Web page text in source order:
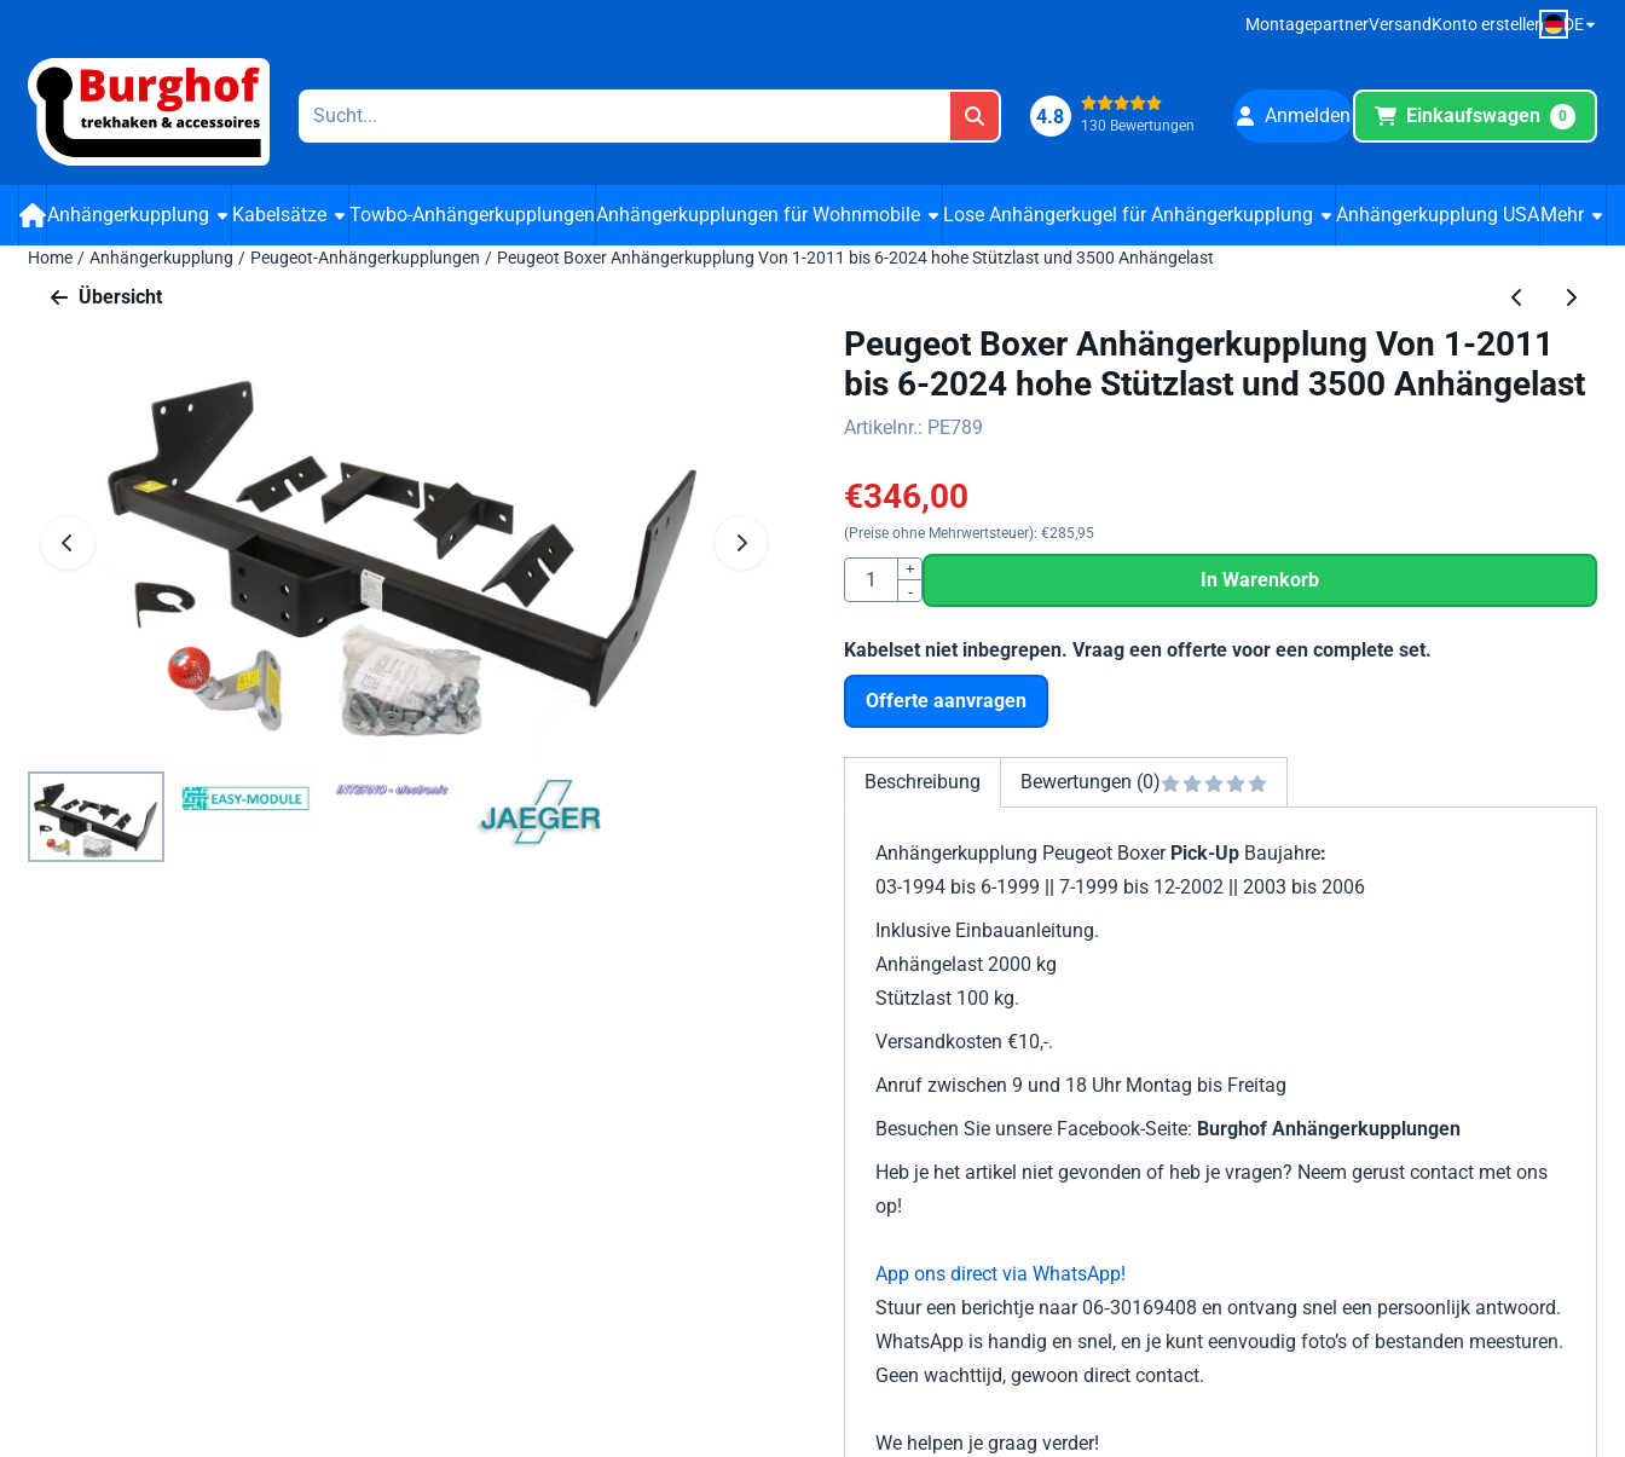
MontagepartnerVersandKonto erstellen DE
Suche
4.8 130 Bewertungen Anmelden Einkaufswagen 0
Anhängerkupplung Kabelsätze Towbo-AnhängerkupplungenAnhängerkupplungen für Wohnmobile Lose Anhängerkugel für Anhängerkupplung Anhängerkupplung USAMehr
Home / Anhängerkupplung / Peugeot-Anhängerkupplungen / Peugeot Boxer Anhängerkupplung Von 1-2011 bis 6-2024 hohe Stützlast und 3500 Anhängelast
Übersicht
Peugeot Boxer Anhängerkupplung Von 1-2011
bis 6-2024 hohe Stützlast und 3500 Anhängelast
Artikelnr.: PE789
€346,00
(Preise ohne Mehrwertsteuer): €285,95
Anzahl
+
-
In Warenkorb
Kabelset niet inbegrepen. Vraag een offerte voor een complete set.
Offerte aanvragen
Beschreibung Bewertungen (0)
Anhängerkupplung Peugeot Boxer Pick-UpBaujahre:
03-1994 bis 6-1999
7-1999 bis 12-2002
2003 bis 2006
Inklusive Einbauanleitung.
Anhängelast 2000 kg
Stützlast 100 kg.
Versandkosten €10,-.
Anruf zwischen 9 und 18 Uhr Montag bis Freitag
Besuchen Sie unsere Facebook-Seite: Burghof Anhängerkupplungen
Heb je het artikel niet gevonden of heb je vragen? Neem gerust contact met ons
op!
App ons direct via WhatsApp!
Stuur een berichtje naar 06‑30169408 en ontvang snel een persoonlijk antwoord.
WhatsApp is handig en snel, en je kunt eenvoudig foto’s of bestanden meesturen.
Geen wachttijd, gewoon direct contact.
We helpen je graag verder!